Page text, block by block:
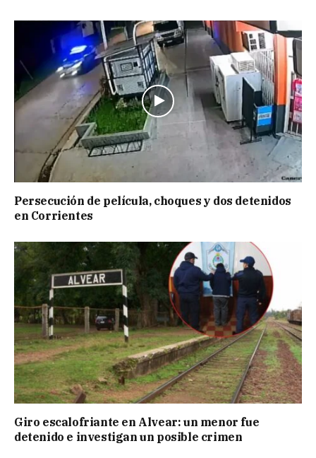
Persecución de película, choques y dos detenidos
en Corrientes
Giro escalofriante en Alvear: un menor fue
detenido e investigan un posible crimen